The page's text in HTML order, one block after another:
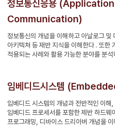
정보통신응용
Communication)
정보통신의 개념을 이해하고 아날로그
아키텍쳐 등 재반 지식을 이해한다 . 또한
적용되는 사례와 활용 가능한 분야를 분
임베디드시스템
임베디드 시스템의 개념과 전반적인 이해
임베디드 프로세서를 포함한 제반 하드
프로그래밍, 디바이스 드리아버 개념을